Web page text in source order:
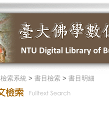
檢索系統> 書目檢索> 書目明細